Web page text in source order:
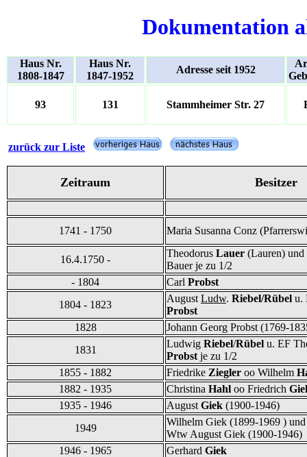
Dokumentation
Haus Nr.
1808-1847
Haus Nr.
1847-1952
Adresse seit 1952
93 131 Stammheimer Str. 27
zurück zur Liste
Zeitraum Besitzer
1741 - 1750 Maria Susanna Conz
16.4.1750 -
Theodorus Lauer (Lauren) und
Bauer je zu 1/2
- 1804
Carl Probst
1804 - 1823
August Ludw. Riebel/Rübel u.
Probst
1828
Johann Georg Probst (1769-
1831
Ludwig Riebel/Rübel u. EF
Probst je zu 1/2
1855 - 1882
Friedrike Ziegler oo Wilhelm
1882 - 1935
Christina Hahl oo Friedrich
1935 - 1946
August Giek (1900-1946)
1949
Wilhelm Giek (1899-1969 ) und
Wtw August Giek (1900-1946)
1946 - 1965
Gerhard Giek